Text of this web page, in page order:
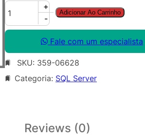
S
Q
L
A
L
S
+
-
Adicionar Ao Carrinho
Fale com um especialista
SKU: 359-06628
Categoria: SQL Server
Reviews (0)